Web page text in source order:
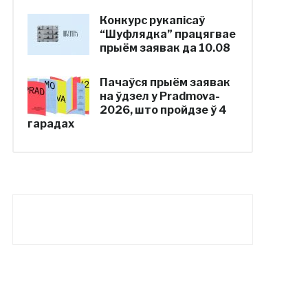
Конкурс рукапісаў
“Шуфлядка” працягвае
прыём заявак да 10.08
Пачаўся прыём заявак
на ўдзел у Pradmova-
2026, што пройдзе ў 4
гарадах